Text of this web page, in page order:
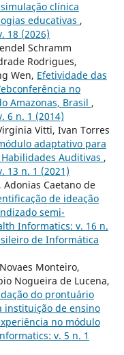
clínica
educativas ,
18 (2026)
Schramm
Rodrigues,
Wen, Efetividade das
no
Amazonas, Brasil ,
6 n. 1 (2014)
Vitti, Ivan Torres
adaptativo para
Auditivas ,
13 n. 1 (2021)
Adonias Caetano de
de ideação
semi-
Informatics: v. 16 n.
de Informática
Monteiro,
Nogueira de Lucena,
do prontuário
instituição de ensino
no módulo
v. 5 n. 1